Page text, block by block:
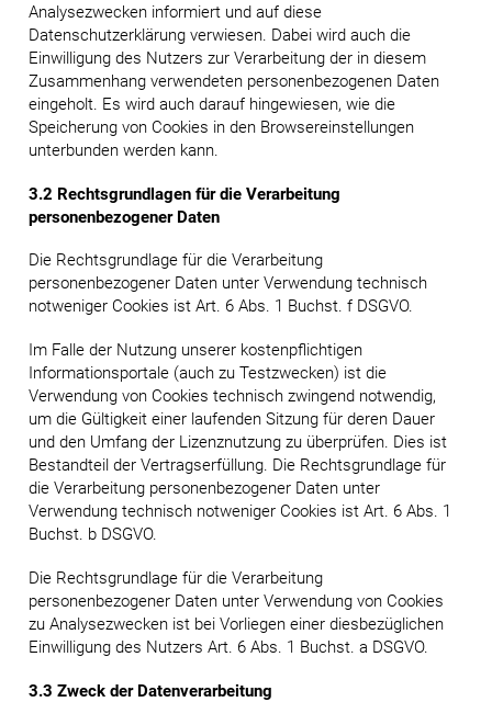
Analysezwecken informiert und auf diese
Datenschutzerklärung verwiesen. Dabei wird auch die
Einwilligung des Nutzers zur Verarbeitung der in diesem
Zusammenhang verwendeten personenbezogenen Daten
eingeholt. Es wird auch darauf hingewiesen, wie die
Speicherung von Cookies in den Browsereinstellungen
unterbunden werden kann.
3.2 Rechtsgrundlagen für die Verarbeitung
personenbezogener Daten
Die Rechtsgrundlage für die Verarbeitung
personenbezogener Daten unter Verwendung technisch
notweniger Cookies ist Art. 6 Abs. 1 Buchst. f DSGVO.
Im Falle der Nutzung unserer kostenpflichtigen
Informationsportale (auch zu Testzwecken) ist die
Verwendung von Cookies technisch zwingend notwendig,
um die Gültigkeit einer laufenden Sitzung für deren Dauer
und den Umfang der Lizenznutzung zu überprüfen. Dies ist
Bestandteil der Vertragserfüllung. Die Rechtsgrundlage für
die Verarbeitung personenbezogener Daten unter
Verwendung technisch notweniger Cookies ist Art. 6 Abs. 1
Buchst. b DSGVO.
Die Rechtsgrundlage für die Verarbeitung
personenbezogener Daten unter Verwendung von Cookies
zu Analysezwecken ist bei Vorliegen einer diesbezüglichen
Einwilligung des Nutzers Art. 6 Abs. 1 Buchst. a DSGVO.
3.3 Zweck der Datenverarbeitung